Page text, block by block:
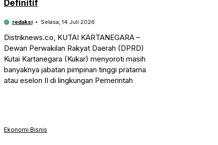
Definitif
redaksi Selasa, 14 Juli 2026
Distriknews.co, KUTAI KARTANEGARA –
Dewan Perwakilan Rakyat Daerah (DPRD)
Kutai Kartanegara (Kukar) menyoroti masih
banyaknya jabatan pimpinan tinggi pratama
atau eselon II di lingkungan Pemerintah
Ekonomi Bisnis